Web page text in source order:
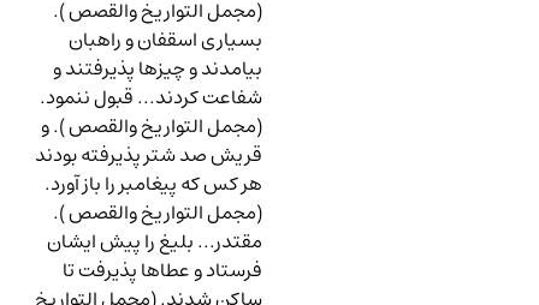
(مجمل التواریخ والقصص ).
بسیاری اسقفان و راهبان
بیامدند و چیزها پذیرفتند و
شفاعت کردند... قبول ننمود.
(مجمل التواریخ والقصص ). و
قریش صد شتر پذیرفته بودند
هر کس که پیغامبر را باز آورد.
(مجمل التواریخ والقصص ).
مقتدر... بلیغ را پیش ایشان
فرستاد و عطاها پذیرفت تا